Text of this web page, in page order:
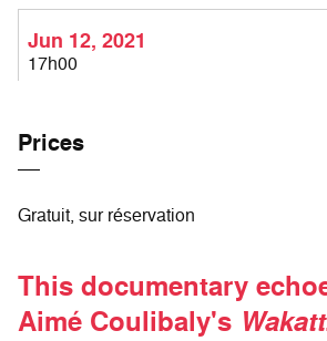
Jun 12, 2021
17h00
Prices
Gratuit, sur réservation
This documentary
Aimé Coulibaly's Wakatt